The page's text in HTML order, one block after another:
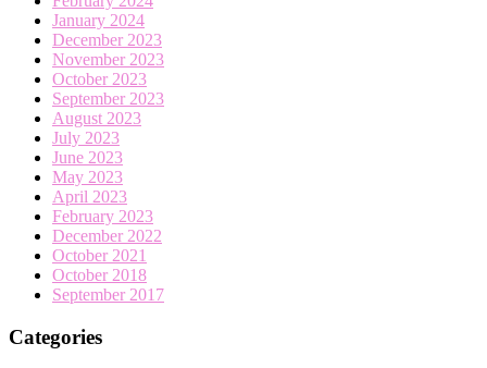
January 2024
December 2023
November 2023
October 2023
September 2023
August 2023
July 2023
June 2023
May 2023
April 2023
February 2023
December 2022
October 2021
October 2018
September 2017
Categories